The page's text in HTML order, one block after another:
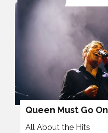
Queen Must Go On
All About the Hits